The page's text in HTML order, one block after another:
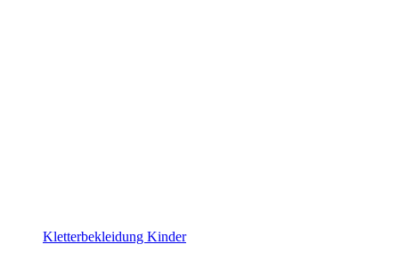
Kletterbekleidung Kinder